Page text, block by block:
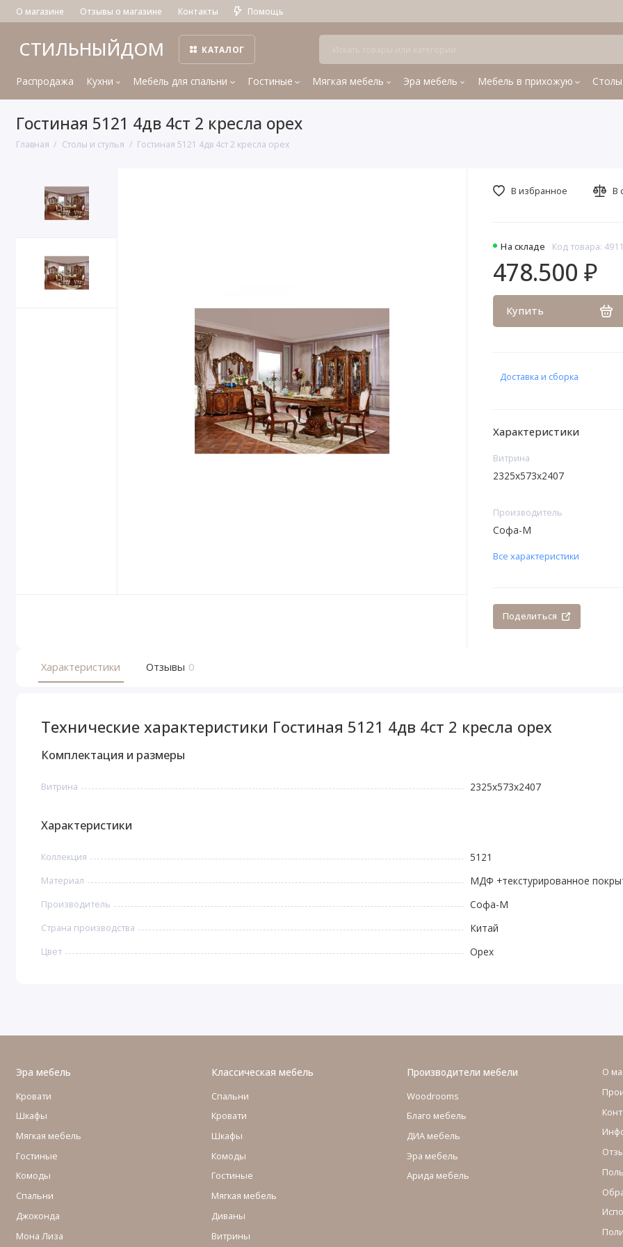
О магазине Отзывы о магазине Контакты Помощь
СТИЛЬНЫЙДОМ КАТАЛОГ
Распродажа Кухни Мебель для спальни Гостиные Мягкая мебель Эра мебель Мебель в прихожую
Гостиная 5121 4дв 4ст 2 кресла орех
Главная Столы и стулья Гостиная 5121 4дв 4ст 2 кресла орех
На складе Код товара: 4911
478.500 ₽
Купить
В избранное В
Доставка и сборка
Характеристики
Витрина
2325x573x2407
Производитель
Софа-М
Все характеристики
Поделиться
Характеристики Отзывы 0
Технические характеристики Гостиная 5121 4дв 4ст 2 кресла орех
Комплектация и размеры
Витрина 2325x573x2407
Характеристики
Коллекция 5121
Материал МДФ +текстурированное
Производитель Софа-М
Страна производства Китай
Цвет Орех
Эра мебель
Кровати
Шкафы
Мягкая мебель
Гостиные
Комоды
Cпальни
Джоконда
Мона Лиза
Классическая мебель
Спальни
Кровати
Шкафы
Комоды
Гостиные
Мягкая мебель
Диваны
Витрины
Производители мебели
Woodrooms
Благо мебель
ДИА мебель
Эра мебель
Арида мебель
О